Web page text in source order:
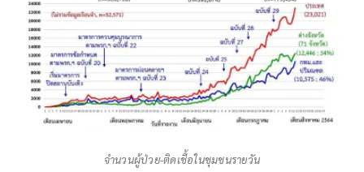
จำนวนผู้ป่วย-ติดเชื้อในชุมชนรายวัน